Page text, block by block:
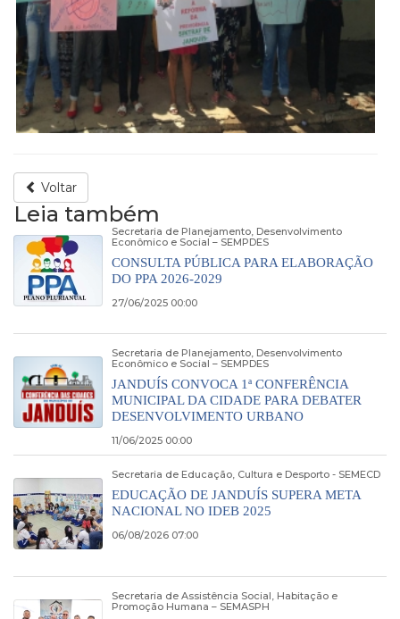
Voltar
Leia também
Secretaria de Planejamento, Desenvolvimento
Econômico e Social – SEMPDES
CONSULTA PÚBLICA PARA ELABORAÇÃO
DO PPA 2026-2029
27/06/2025 00:00
Secretaria de Planejamento, Desenvolvimento
Econômico e Social – SEMPDES
JANDUÍS CONVOCA 1ª CONFERÊNCIA
MUNICIPAL DA CIDADE PARA DEBATER
DESENVOLVIMENTO URBANO
11/06/2025 00:00
Secretaria de Educação, Cultura e Desporto - SEMECD
EDUCAÇÃO DE JANDUÍS SUPERA META
NACIONAL NO IDEB 2025
06/08/2026 07:00
Secretaria de Assistência Social, Habitação e
Promoção Humana – SEMASPH